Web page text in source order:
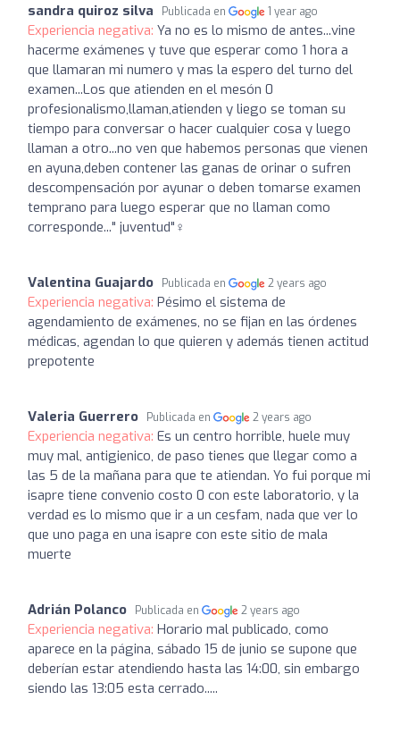
sandra quiroz silva Publicada en 1 year ago
Experiencia negativa: Ya no es lo mismo de antes...vine
hacerme exámenes y tuve que esperar como 1 hora a
que llamaran mi numero y mas la espero del turno del
examen...Los que atienden en el mesón 0
profesionalismo,llaman,atienden y liego se toman su
tiempo para conversar o hacer cualquier cosa y luego
llaman a otro...no ven que habemos personas que vienen
en ayuna,deben contener las ganas de orinar o sufren
descompensación por ayunar o deben tomarse examen
temprano para luego esperar que no llaman como
corresponde..." juventud"‍♀️
Valentina Guajardo Publicada en 2 years ago
Experiencia negativa: Pésimo el sistema de
agendamiento de exámenes, no se fijan en las órdenes
médicas, agendan lo que quieren y además tienen actitud
prepotente
Valeria Guerrero Publicada en 2 years ago
Experiencia negativa: Es un centro horrible, huele muy
muy mal, antigienico, de paso tienes que llegar como a
las 5 de la mañana para que te atiendan. Yo fui porque mi
isapre tiene convenio costo 0 con este laboratorio, y la
verdad es lo mismo que ir a un cesfam, nada que ver lo
que uno paga en una isapre con este sitio de mala
muerte
Adrián Polanco Publicada en 2 years ago
Experiencia negativa: Horario mal publicado, como
aparece en la página, sábado 15 de junio se supone que
deberían estar atendiendo hasta las 14:00, sin embargo
siendo las 13:05 esta cerrado.....